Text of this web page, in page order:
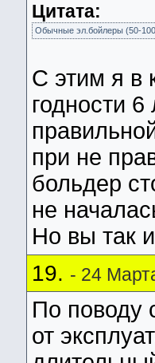
Цитата:
Обычные эл.бойлеры (50-
С этим я в
годности
при не
больдер
не
Но вы так
19. - 24
По поводу
от